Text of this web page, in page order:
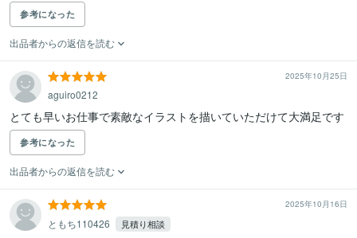
参考になった
出品者からの返信を読む
2025年10月25日
aguiro0212
とても早いお仕事で素敵なイラストを描いていただけて大満足です
参考になった
出品者からの返信を読む
2025年10月16日
ともち110426 見積り相談